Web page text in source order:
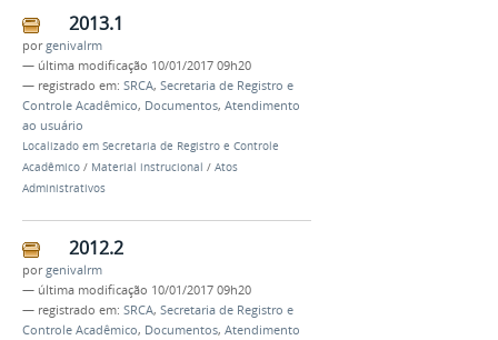
2013.1
porgenivalrm
— última modificação 10/01/2017 09h20
— registrado em: SRCA, Secretaria de Registro e
Controle Acadêmico, Documentos, Atendimento
ao usuário
Localizado em Secretaria de Registro e Controle
Acadêmico / Material instrucional / Atos
Administrativos
2012.2
porgenivalrm
— última modificação 10/01/2017 09h20
— registrado em: SRCA, Secretaria de Registro e
Controle Acadêmico, Documentos, Atendimento